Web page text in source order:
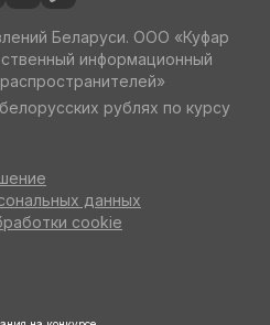
Беларуси. ООО «Куфар
информационный
рублях по курсу
данных
cookie